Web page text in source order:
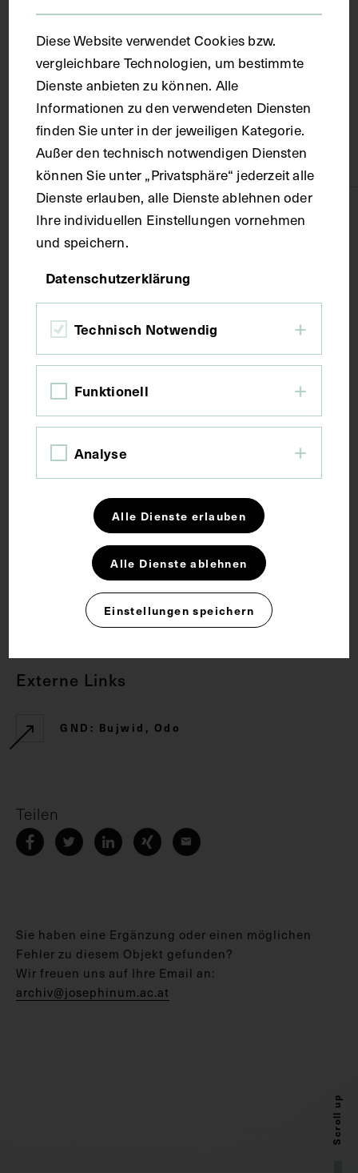
Material
Karton
Technik
Bildmaß 10 x 6,1 cm
Bildmaß inkl. Untergrund 10,3 x 6,4 cm
Bakteriologe Bildnis Hochschullehrer
CC BY-NC-SA 4.0
Externe Links
GND: Bujwid, Odo
Teilen
Sie haben eine Ergänzung oder einen möglichen
Fehler zu diesem Objekt gefunden?
Wir freuen uns auf Ihre Email an:
archiv@josephinum.ac.at
Scroll up
Diese Website verwendet Cookies bzw.
vergleichbare Technologien, um bestimmte
Dienste anbieten zu können. Alle
Informationen zu den verwendeten Diensten
finden Sie unter in der jeweiligen Kategorie.
Außer den technisch notwendigen Diensten
können Sie unter „Privatsphäre“ jederzeit alle
Dienste erlauben, alle Dienste ablehnen oder
Ihre individuellen Einstellungen vornehmen
und speichern.
Datenschutzerklärung
Technisch Notwendig
Funktionell
Analyse
Alle Dienste erlauben
Alle Dienste ablehnen
Einstellungen speichern